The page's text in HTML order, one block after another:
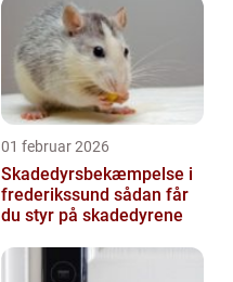
01 februar 2026
Skadedyrsbekæmpelse i
frederikssund sådan får
du styr på skadedyrene